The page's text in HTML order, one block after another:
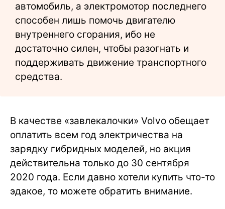
автомобиль, а электромотор последнего
способен лишь помочь двигателю
внутреннего сгорания, ибо не
достаточно силен, чтобы разогнать и
поддерживать движение транспортного
средства.
В качестве «завлекалочки» Volvo обещает
оплатить всем год электричества на
зарядку гибридных моделей, но акция
действительна только до 30 сентября
2020 года. Если давно хотели купить что-то
эдакое, то можете обратить внимание.